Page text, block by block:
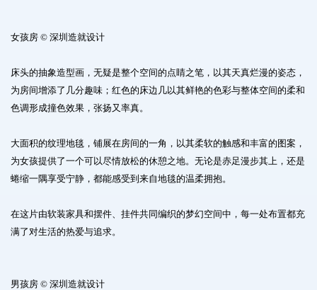
女孩房 © 深圳造就设计
床头的抽象造型画，无疑是整个空间的点睛之笔，以其天真烂漫的姿态，
为房间增添了几分趣味；红色的床边几以其鲜艳的色彩与整体空间的柔和
色调形成撞色效果，张扬又率真。
大面积的纹理地毯，铺展在房间的一角，以其柔软的触感和丰富的图案，
为女孩提供了一个可以尽情放松的休憩之地。无论是赤足漫步其上，还是
蜷缩一隅享受宁静，都能感受到来自地毯的温柔拥抱。
在这片由软装家具和摆件、挂件共同编织的梦幻空间中，每一处布置都充
满了对生活的热爱与追求。
男孩房 © 深圳造就设计